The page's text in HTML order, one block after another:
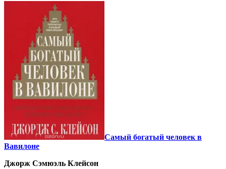
Самый богатый человек в
Вавилоне
Джорж Сэмюэль Клейсон